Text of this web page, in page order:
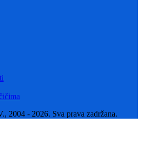
2004 - 2026. Sva prava zadržana.